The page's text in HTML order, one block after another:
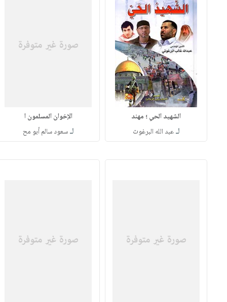
الشهيد الحي ؛ مهند
لـعبد الله البرغوث
الإخوان المسلمون ا
لـسعود سالم أبو مح